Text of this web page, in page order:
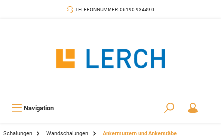
TELEFONNUMMER: 06190 93449 0
Navigation
Schalungen Wandschalungen Ankermuttern und Ankerstäbe